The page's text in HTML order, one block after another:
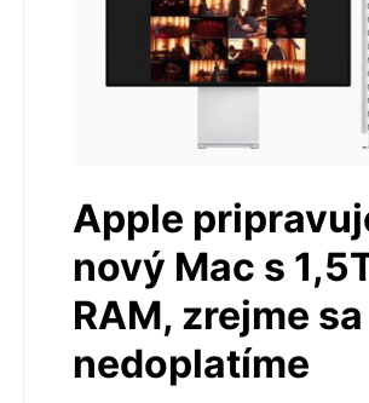
Apple
nový Mac s
RAM, zrejme sa
nedoplatíme